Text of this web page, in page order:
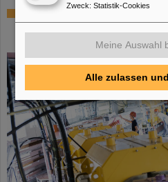
Italienisch-deutsche
Pavia erhält Fördermittel von
gemeinsames
Zweck: Statistik-Cookies
Meine Auswahl
Alle zulassen